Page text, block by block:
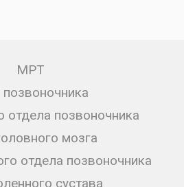
МРТ
позвоночника
мозга
отдела позвоночника
сустава